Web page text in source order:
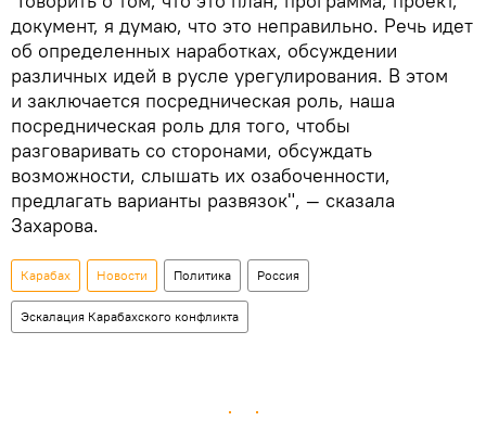
документ, я думаю, что это неправильно. Речь идет
об определенных наработках, обсуждении
различных идей в русле урегулирования. В этом
и заключается посредническая роль, наша
посредническая роль для того, чтобы
разговаривать со сторонами, обсуждать
возможности, слышать их озабоченности,
предлагать варианты развязок", — сказала
Захарова.
Карабах Новости Политика Россия
Эскалация Карабахского конфликта